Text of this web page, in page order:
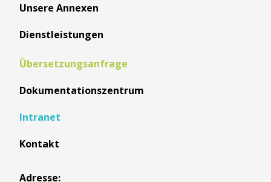
Unsere Annexen
Dienstleistungen
Übersetzungsanfrage
Dokumentationszentrum
Intranet
Kontakt
Adresse: